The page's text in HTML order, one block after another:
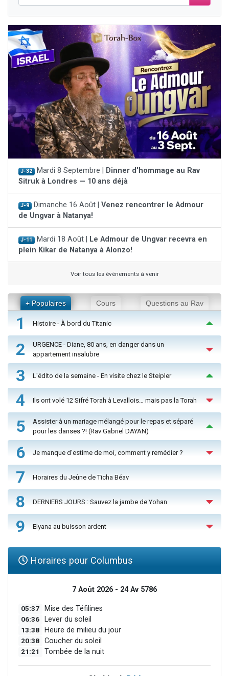
J-32 Mardi 8 Septembre |
Dinner d'hommage au Rav
Sitruk à Londres — 10 ans déjà
J-9 Dimanche 16 Août | Venez rencontrer le Admour
de Ungvar à Natanya!
J-11 Mardi 18 Août |
Le Admour de Ungvar recevra en
plein Kikar de Natanya à Alonzo!
Voir tous les événements à venir
+ Populaires Cours Questions au Rav
1 Histoire - À bord du Titanic
2
URGENCE - Diane, 80 ans, en danger dans un
appartement insalubre
3 L'édito de la semaine - En visite chez le Steipler
4 Ils ont volé 12 Sifré Torah à Levallois… mais pas la Torah
5
Assister à un mariage mélangé pour le repas et séparé
pour les danses ?! (Rav Gabriel DAYAN)
6 Je manque d'estime de moi, comment y remédier ?
7 Horaires du Jeûne de Ticha Béav
8 DERNIERS JOURS : Sauvez la jambe de Yohan
9 Elyana au buisson ardent
Horaires pour Columbus
7 Août 2026 - 24 Av 5786
05:37 Mise des Téfilines
06:36 Lever du soleil
13:38 Heure de milieu du jour
20:38 Coucher du soleil
21:21 Tombée de la nuit